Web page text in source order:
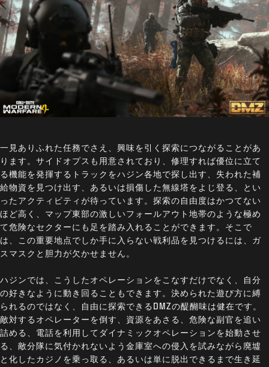
一見ありふれた任務でさえ、興味を引く探索につながることがあ
ります。サイドオプスも用意されており、修理すれば優位に立て
る機能を発揮するトラックをハジン各地で探し出す、失われた補
給物資を見つけ出す、あるいは損傷した無線塔をよじ登る、とい
ったアクティビティが待っています。探索の自由度はかつてない
ほど高く、マップ東部の激しいフォールアウト地帯のような極め
て危険なセクターにも足を踏み入れることができます。そこで
は、この重要地点でしか手に入らない戦利品を見つけるには、ガ
スマスクと胆力が欠かせません。
ハジンでは、こうしたオペレーションをこなすだけでなく、自分
の好きなように動き回ることもできます。決められた遊び方に縛
られるのではなく、自由に探索できるDMZの醍醐味は健在です。
敵対するオペレーターを倒す、資源をあさる、危険な副官を追い
詰める、電話を利用してダイナミックオペレーションを始動させ
る、敵分隊に気付かれないよう金庫室への侵入を試みながら廃墟
と化したカジノを乗っ取る、あるいは単に脱出できるまで生き延